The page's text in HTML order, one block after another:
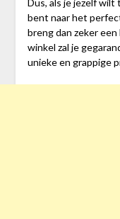
Dus, als je jezelf
bent naar het
breng dan zeker
winkel zal je
unieke en grappige